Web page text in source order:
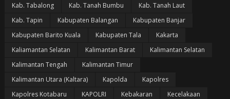
Kab. Tabalong
Kab. Tanah Bumbu
Kab. Tanah Laut
Kab. Tapin
Kabupaten Balangan
Kabupaten Banjar
Kabupaten Barito Kuala
Kabupaten Tala
Kakarta
Kaliamantan Selatan
Kalimantan Barat
Kalimantan Selatan
Kalimantan Tengah
Kalimantan Timur
Kalimantan Utara (Kaltara)
Kapolda
Kapolres
Kapolres Kotabaru
KAPOLRI Kebakaran
Kecelakaan